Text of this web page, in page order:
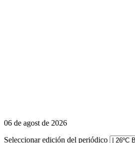
06 de agost de 2026
Seleccionar edición del periódico